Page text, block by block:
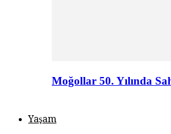
Moğollar 50. Yılında
Yaşam